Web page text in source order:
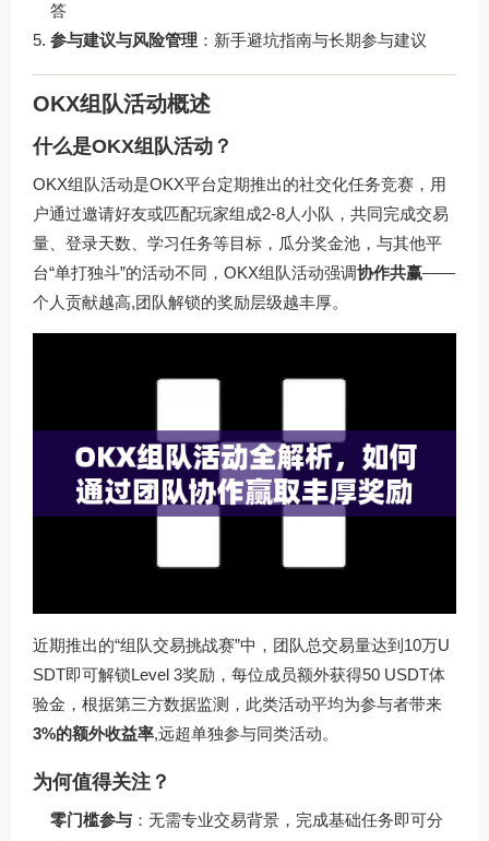
答
参与建议与风险管理 ：新手避坑指南与长期参与建议
OKX组队活动概述
什么是OKX组队活动？
OKX组队活动是OKX平台定期推出的社交化任务竞赛，用
户通过邀请好友或匹配玩家组成2-8人小队，共同完成交易
量、登录天数、学习任务等目标，瓜分奖金池，与其他平
台“单打独斗”的活动不同，OKX组队活动强调协作共赢——
个人贡献越高,团队解锁的奖励层级越丰厚。
近期推出的“组队交易挑战赛”中，团队总交易量达到10万U
SDT即可解锁Level 3奖励，每位成员额外获得50 USDT体
验金，根据第三方数据监测，此类活动平均为参与者带来
3%的额外收益率,远超单独参与同类活动。
为何值得关注？
零门槛参与 ：无需专业交易背景，完成基础任务即可分